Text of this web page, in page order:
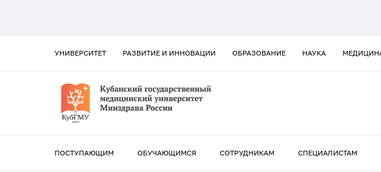
УНИВЕРСИТЕТ РАЗВИТИЕ И ИННОВАЦИИ ОБРАЗОВАНИЕ НАУКА
ПОСТУПАЮЩИМ ОБУЧАЮЩИМСЯ СОТРУДНИКАМ СПЕЦИАЛИСТАМ